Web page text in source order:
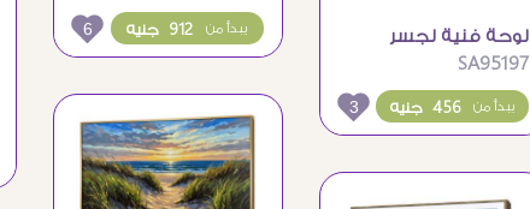
912 جنيه يبدأ من 6
لوحة فنية لجسر
خشبي فوق الماء
الهادئ
SA95197
456 جنيه يبدأ من 3